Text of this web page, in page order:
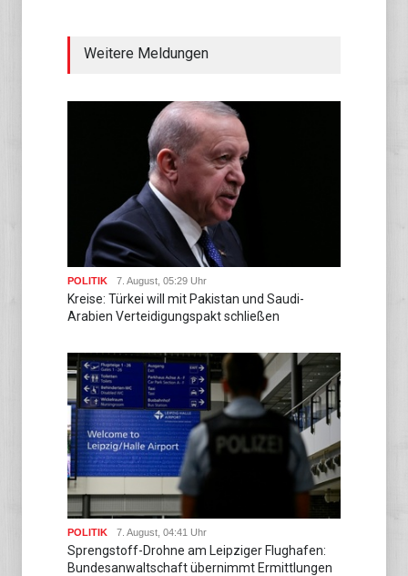
Weitere Meldungen
POLITIK 7. August, 05:29 Uhr
Kreise: Türkei will mit Pakistan und Saudi-
Arabien Verteidigungspakt schließen
POLITIK 7. August, 04:41 Uhr
Sprengstoff-Drohne am Leipziger Flughafen:
Bundesanwaltschaft übernimmt Ermittlungen